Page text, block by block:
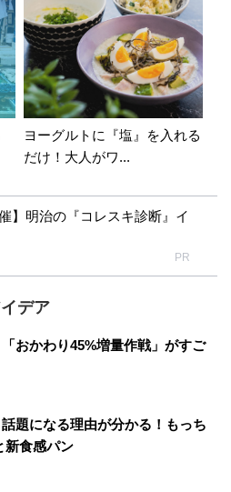
ヨーグルトに『塩』を入れる
だけ！大人がワ...
】明治の『コレスキ診断』イ
PR
デア
おかわり45%増量作戦」がすご
題になる理由が分かる！もっち
新食感パン